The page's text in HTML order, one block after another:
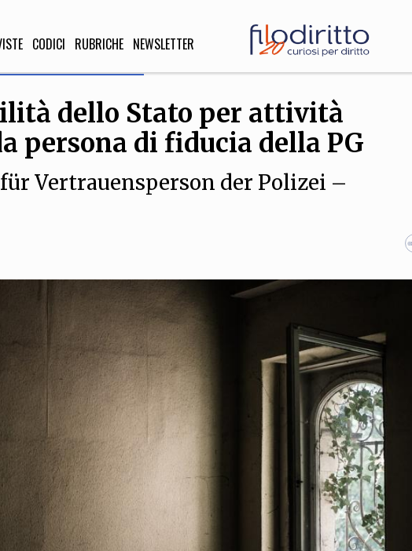
CODICI RUBRICHE NEWSLETTER
SOCIETÀ
Politica, Attualità,
DIRITTO
umanistiche, Religione
Architettura, Ingegneria
TEAM
FILODIRITTO REDAZIONE COMITATO SCIENTIFICO AUTORI CURATORI FOTOGRAFI
EXTRA
CODICI RUBRICHE LIBRI PROCEEDINGS PUBBLICITÀ
SOCIAL MEDIA
dello Stato per attività
persona di fiducia della PG
Vertrauensperson der Polizei –